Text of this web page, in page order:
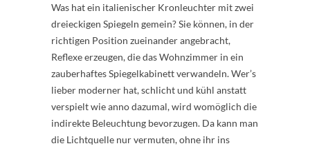
Was hat ein italienischer Kronleuchter mit zwei
dreieckigen Spiegeln gemein? Sie können, in der
richtigen Position zueinander angebracht,
Reflexe erzeugen, die das Wohnzimmer in ein
zauberhaftes Spiegelkabinett verwandeln. Wer’s
lieber moderner hat, schlicht und kühl anstatt
verspielt wie anno dazumal, wird womöglich die
indirekte Beleuchtung bevorzugen. Da kann man
die Lichtquelle nur vermuten, ohne ihr ins